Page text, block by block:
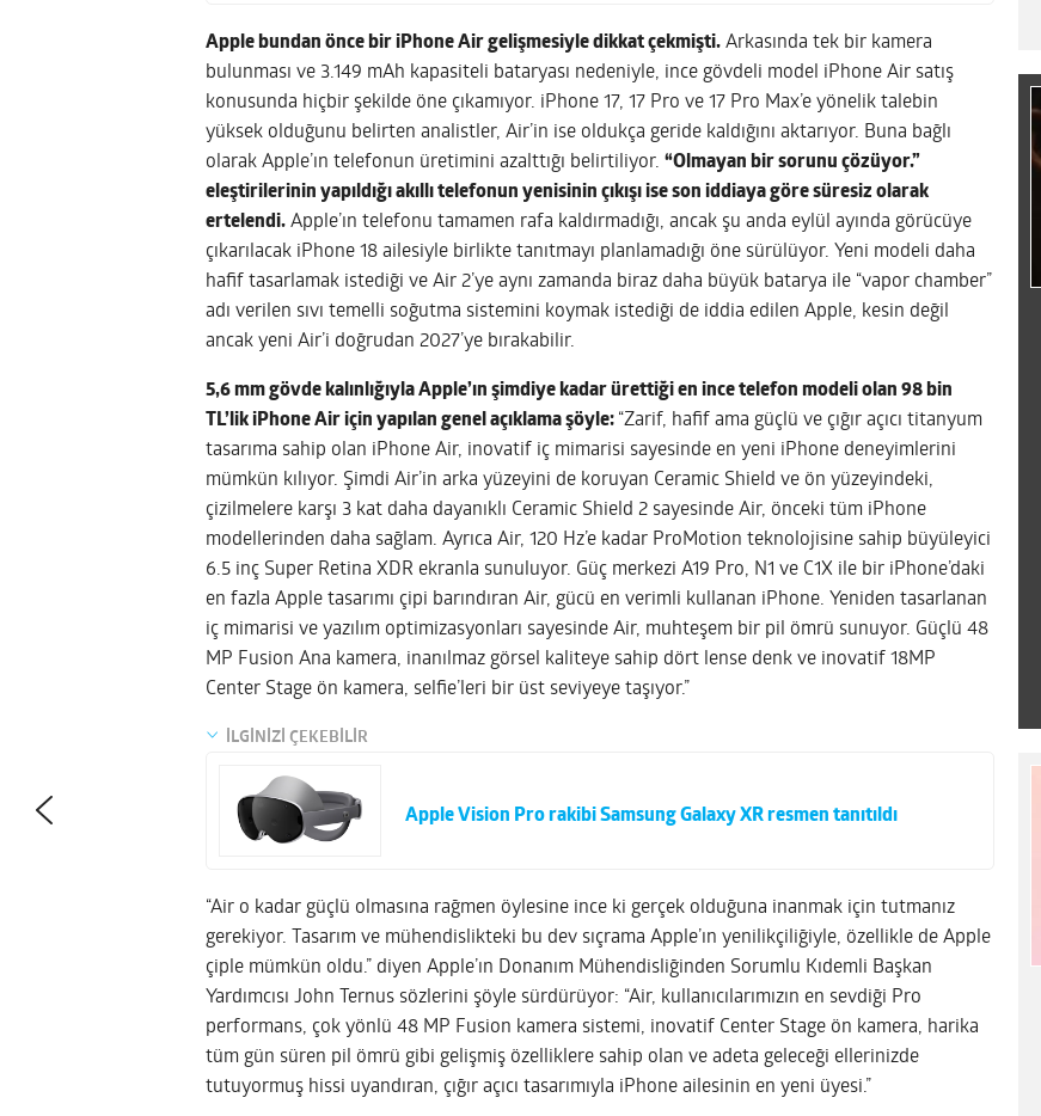
Apple bundan önce bir iPhone Air gelişmesiyle dikkat çekmişti. Arkasında tek bir kamera
bulunması ve 3.149 mAh kapasiteli bataryası nedeniyle, ince gövdeli model iPhone Air satış
konusunda hiçbir şekilde öne çıkamıyor. iPhone 17, 17 Pro ve 17 Pro Max’e yönelik talebin
yüksek olduğunu belirten analistler, Air’in ise oldukça geride kaldığını aktarıyor. Buna bağlı
olarak Apple’ın telefonun üretimini azalttığı belirtiliyor. “Olmayan bir sorunu çözüyor.”
eleştirilerinin yapıldığı akıllı telefonun yenisinin çıkışı ise son iddiaya göre süresiz olarak
ertelendi. Apple’ın telefonu tamamen rafa kaldırmadığı, ancak şu anda eylül ayında görücüye
çıkarılacak iPhone 18 ailesiyle birlikte tanıtmayı planlamadığı öne sürülüyor. Yeni modeli daha
hafif tasarlamak istediği ve Air 2’ye aynı zamanda biraz daha büyük batarya ile “vapor chamber”
adı verilen sıvı temelli soğutma sistemini koymak istediği de iddia edilen Apple, kesin değil
ancak yeni Air’i doğrudan 2027’ye bırakabilir.
5,6 mm gövde kalınlığıyla Apple’ın şimdiye kadar ürettiği en ince telefon modeli olan 98 bin
TL’lik iPhone Air için yapılan genel açıklama şöyle: “Zarif, hafif ama güçlü ve çığır açıcı titanyum
tasarıma sahip olan iPhone Air, inovatif iç mimarisi sayesinde en yeni iPhone deneyimlerini
mümkün kılıyor. Şimdi Air’in arka yüzeyini de koruyan Ceramic Shield ve ön yüzeyindeki,
çizilmelere karşı 3 kat daha dayanıklı Ceramic Shield 2 sayesinde Air, önceki tüm iPhone
modellerinden daha sağlam. Ayrıca Air, 120 Hz’e kadar ProMotion teknolojisine sahip büyüleyici
6.5 inç Super Retina XDR ekranla sunuluyor. Güç merkezi A19 Pro, N1 ve C1X ile bir iPhone’daki
en fazla Apple tasarımı çipi barındıran Air, gücü en verimli kullanan iPhone. Yeniden tasarlanan
iç mimarisi ve yazılım optimizasyonları sayesinde Air, muhteşem bir pil ömrü sunuyor. Güçlü 48
MP Fusion Ana kamera, inanılmaz görsel kaliteye sahip dört lense denk ve inovatif 18MP
Center Stage ön kamera, selfie’leri bir üst seviyeye taşıyor.”
İLGİNİZİ ÇEKEBİLİR
Apple Vision Pro rakibi Samsung Galaxy XR resmen tanıtıldı
“Air o kadar güçlü olmasına rağmen öylesine ince ki gerçek olduğuna inanmak için tutmanız
gerekiyor. Tasarım ve mühendislikteki bu dev sıçrama Apple’ın yenilikçiliğiyle, özellikle de Apple
çiple mümkün oldu.” diyen Apple’ın Donanım Mühendisliğinden Sorumlu Kıdemli Başkan
Yardımcısı John Ternus sözlerini şöyle sürdürüyor: “Air, kullanıcılarımızın en sevdiği Pro
performans, çok yönlü 48 MP Fusion kamera sistemi, inovatif Center Stage ön kamera, harika
tüm gün süren pil ömrü gibi gelişmiş özelliklere sahip olan ve adeta geleceği ellerinizde
tutuyormuş hissi uyandıran, çığır açıcı tasarımıyla iPhone ailesinin en yeni üyesi.”